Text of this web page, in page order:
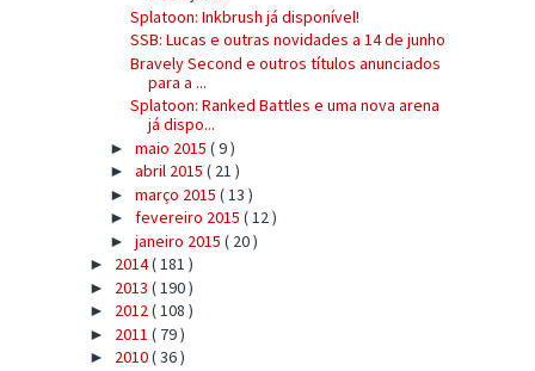
Splatoon: Inkbrush já disponível!
SSB: Lucas e outras novidades a 14 de junho
Bravely Second e outros títulos anunciados
para a ...
Splatoon: Ranked Battles e uma nova arena
já dispo...
► maio 2015 ( 9 )
► abril 2015 ( 21 )
► março 2015 ( 13 )
► fevereiro 2015 ( 12 )
► janeiro 2015 ( 20 )
► 2014( 181 )
► 2013 ( 190 )
► 2012( 108 )
► 2011 ( 79 )
► 2010( 36 )